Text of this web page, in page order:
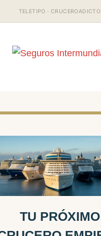
TELETIPO · CRUCEROADICTO